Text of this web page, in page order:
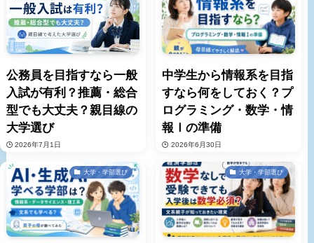
公務員を目指すなら一般
入試が有利？推薦・総合
型でも大丈夫？親目線の
大学選び
2026年7月1日
中学生から情報系を目指
すなら何をしておく？プ
ログラミング・数学・情
報Ⅰの準備
2026年6月30日
大学・学部選び 大学・学部選び